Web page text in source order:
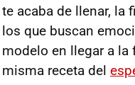
te acaba de llenar, la
los que buscan
modelo en llegar a
misma receta del